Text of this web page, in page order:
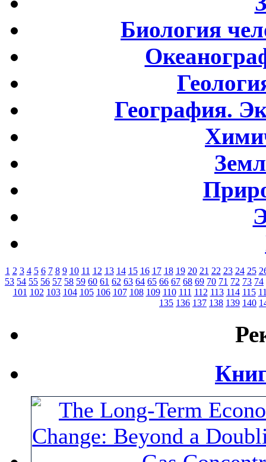
Биология
География.
1 2 3 4 5 6 7 8 9 10 11 12 13 14 15 16 17 18 19 20 21 22 23 24 25
53 54 55 56 57 58 59 60 61 62 63 64 65 66 67 68 69 70 71 72 73 74
101 102 103 104 105 106 107 108 109 110 111 112 113 114 115
135 136 137 138 139 140